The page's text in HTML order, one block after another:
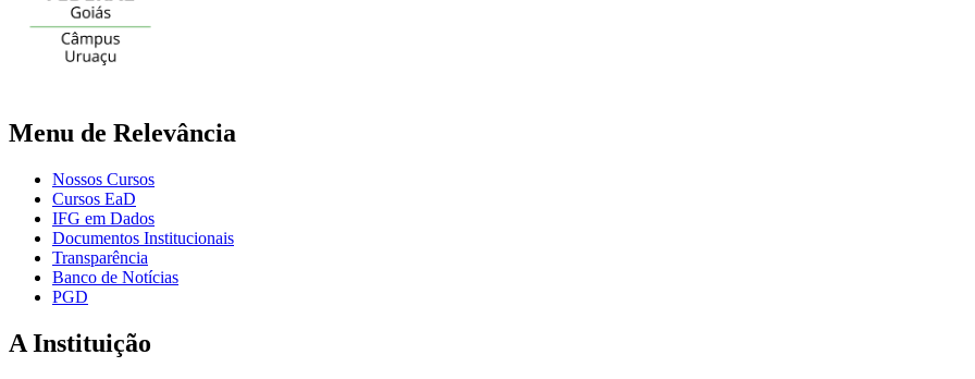
Menu de Relevância
Nossos Cursos
Cursos EaD
IFG em Dados
Documentos Institucionais
Transparência
Banco de Notícias
PGD
A Instituição